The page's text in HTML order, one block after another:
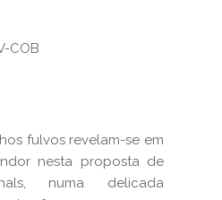
fulvos revelam-se em
nesta proposta de
numa delicada